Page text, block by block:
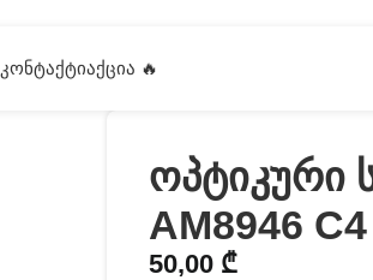
ᲙᲝᲜᲢᲐᲥᲢᲘᲐᲥᲪᲘᲐ 🔥
ოპტიკური
AM8946 C4
50,00 ₾